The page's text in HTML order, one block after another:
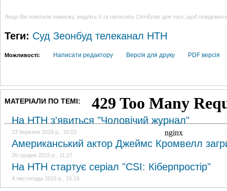
Якщо Ви помітили помилку, виділіть її та натисніть Ctrl+Enter для того, щоб
Теги: Суд Зеонбуд телеканал НТН
Можливості: Написати редактору Версія для друку PDF версія
МАТЕРІАЛИ ПО ТЕМІ:
На НТН з'явиться "Чоловічий журнал"
23 березня 2016 р., 15:03
Американський актор Джеймс Кромвелл
26 грудня 2015 р., 11:27
На НТН стартує серіал "CSI: Кіберпростір"
4 листопада 2015 р., 15:16